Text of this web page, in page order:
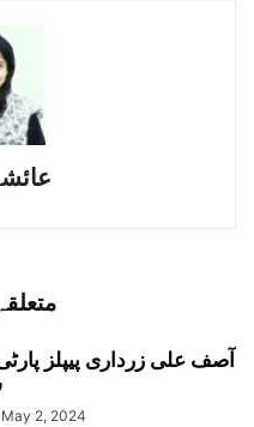
آصف علی زرداری پیپلز
May 2, 2024